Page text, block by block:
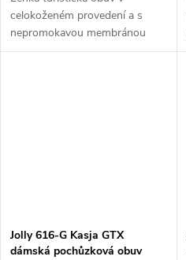
celokoženém provedení a s
nepromokavou membránou
Gore-Tex.
Jolly 616-G Kasja GTX
dámská pochůzková obuv